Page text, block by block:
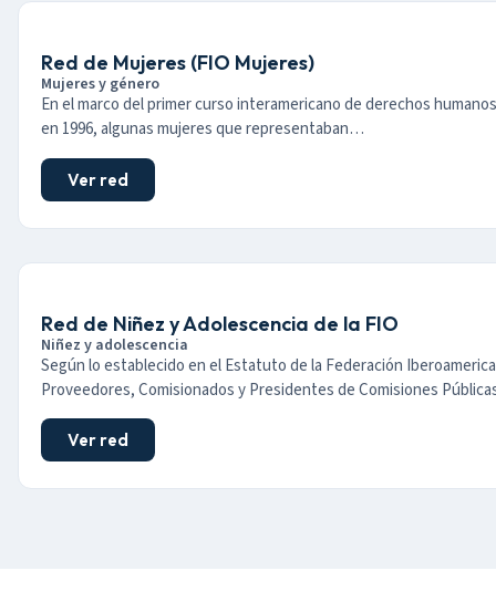
Red de Mujeres (FIO Mujeres)
Mujeres y género
En el marco del primer curso interamericano de derechos
en 1996, algunas mujeres que representaban…
Ver red
Red de Niñez y Adolescencia de la FIO
Niñez y adolescencia
Según lo establecido en el Estatuto de la Federación
Proveedores, Comisionados y Presidentes de Comisiones
Ver red